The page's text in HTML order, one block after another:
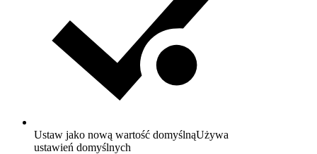
Ustaw jako nową wartość domyślnąUżywa
ustawień domyślnych